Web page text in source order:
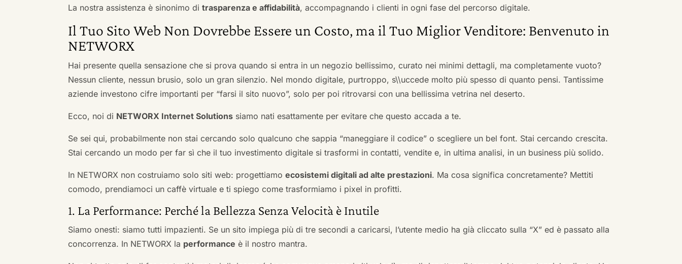
La nostra assistenza è sinonimo ditrasparenza e affidabilità, accompagnando i clienti in ogni fase del percorso digitale.
Il Tuo Sito Web Non Dovrebbe Essere un Costo, ma il Tuo Miglior Venditore: Benvenuto in
NETWORX
Hai presente quella sensazione che si prova quando si entra in un negozio bellissimo, curato nei minimi dettagli, ma completamente vuoto?
Nessun cliente, nessun brusio, solo un gran silenzio. Nel mondo digitale, purtroppo, s\\uccede molto più spesso di quanto pensi. Tantissime
aziende investono cifre importanti per “farsi il sito nuovo”, solo per poi ritrovarsi con una bellissima vetrina nel deserto.
Ecco, noi di NETWORX Internet Solutions siamo nati esattamente per evitare che questo accada a te.
Se sei qui, probabilmente non stai cercando solo qualcuno che sappia “maneggiare il codice” o scegliere un bel font. Stai cercando crescita.
Stai cercando un modo per far sì che il tuo investimento digitale si trasformi in contatti, vendite e, in ultima analisi, in un business più solido.
In NETWORX non costruiamo solo siti web: progettiamoecosistemi digitali ad alte prestazioni. Ma cosa significa concretamente? Mettiti
comodo, prendiamoci un caffè virtuale e ti spiego come trasformiamo i pixel in profitti.
1. La Performance: Perché la Bellezza Senza Velocità è Inutile
Siamo onesti: siamo tutti impazienti. Se un sito impiega più di tre secondi a caricarsi, l’utente medio ha già cliccato sulla “X” ed è passato alla
concorrenza. In NETWORX la performance è il nostro mantra.